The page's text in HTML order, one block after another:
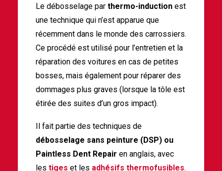
Le débosselage par thermo-induction est
une technique qui n’est apparue que
récemment dans le monde des carrossiers.
Ce procédé est utilisé pour l’entretien et la
réparation des voitures en cas de petites
bosses, mais également pour réparer des
dommages plus graves (lorsque la tôle est
étirée des suites d’un gros impact).
Il fait partie des techniques de
débosselage sans peinture (DSP) ou
Paintless Dent Repair en anglais, avec
les tiges et les adhésifs thermofusibles.